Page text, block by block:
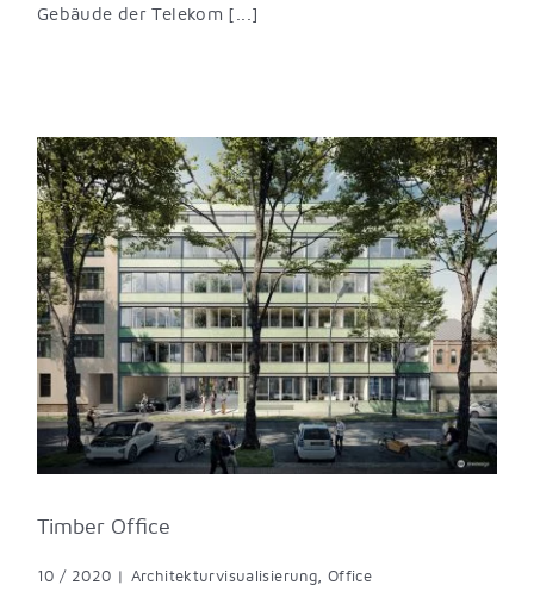
Gebäude der Telekom [...]
Timber Office
10 / 2020 | Architekturvisualisierung, Office